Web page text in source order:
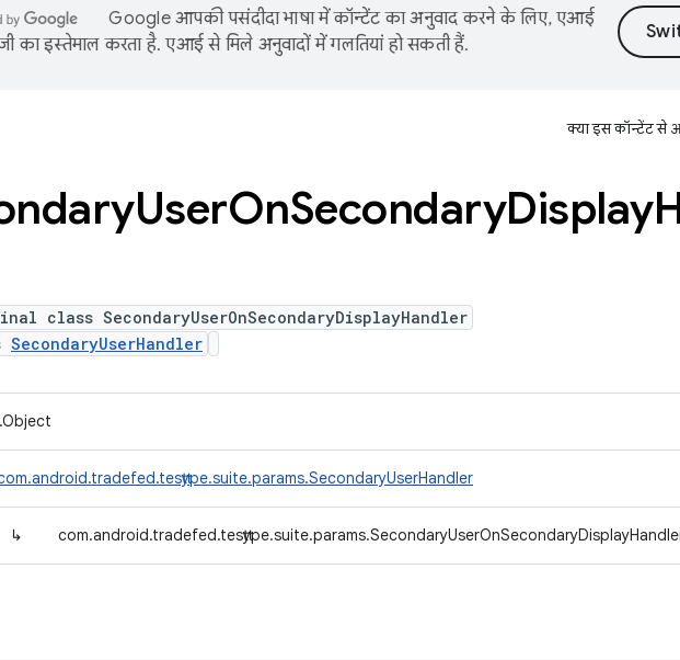
Google आपकी पसंदीदा भाषा में कॉन्टेंट का अनुवाद करने के लिए, एआई
का इस्तेमाल करता है. एआई से मिले अनुवादों में गलतियां हो सकती हैं.
क्या इस कॉन्टेंट से
UserOnSecondaryDisplay
class SecondaryUserOnSecondaryDisplayHandler
SecondaryUserHandler
↳